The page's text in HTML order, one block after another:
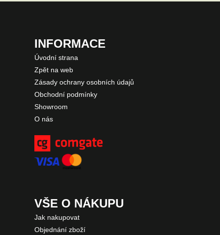
INFORMACE
Úvodní strana
Zpět na web
Zásady ochrany osobních údajů
Obchodní podmínky
Showroom
O nás
VŠE O NÁKUPU
Jak nakupovat
Objednání zboží